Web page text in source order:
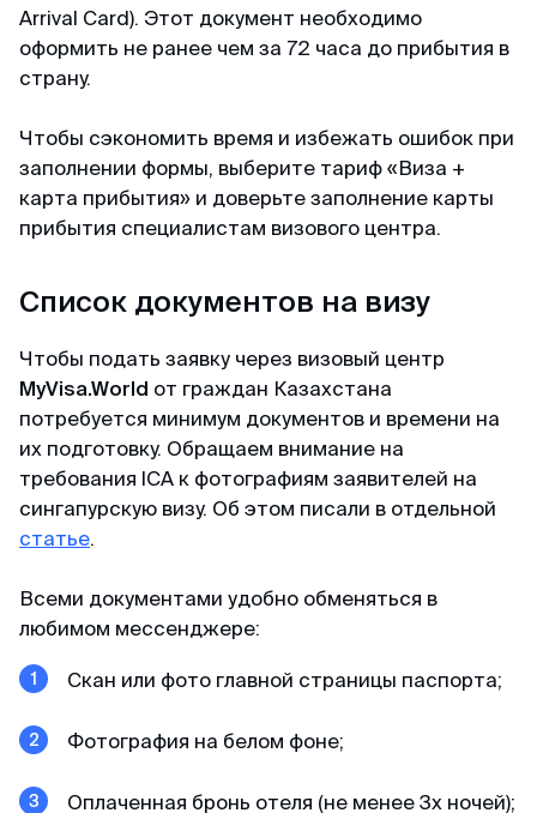
Гордей
Отзыв с Telegram · 2024
Меньше чем за день
Все не просто отлично, а даже потрясающе.
Не успел я опомниться, моя кета меньше чем
за день оказалась у меня) Отвечают в чат
Мария
Отзыв с Яндекса · 2023
Легко и просто
MyVisaWorld помогали нам с оформлением
визы в Сингапур. Процесс подачи документов
прошел очень быстро и без каких-либо
оперативно и поделился очень подробной
инструкцией для сбора документов и
визы были готовы! После обращения в
приятные впечатления!
Arrival Card). Этот документ необходимо
оформить не ранее чем за 72 часа до прибытия в
страну.
Чтобы сэкономить время и избежать ошибок при
заполнении формы, выберите тариф «Виза +
карта прибытия» и доверьте заполнение карты
прибытия специалистам визового центра.
Список документов на визу
Чтобы подать заявку через визовый центр
MyVisa.World от граждан Казахстана
потребуется минимум документов и времени на
их подготовку. Обращаем внимание на
требования ICA к фотографиям заявителей на
сингапурскую визу. Об этом писали в отдельной
статье.
Всеми документами удобно обменяться в
любимом мессенджере:
Скан или фото главной страницы паспорта;
Фотография на белом фоне;
Оплаченная бронь отеля (не менее 3х ночей);